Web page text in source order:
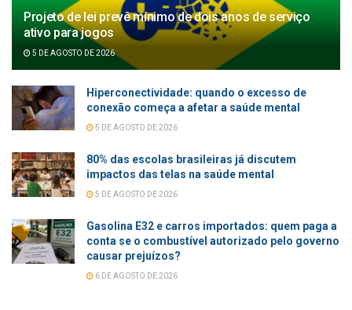
Projeto de lei prevê mínimo de dois anos de serviço
ativo para jogos
5 DE AGOSTO DE 2026
Hiperconectividade: quando o excesso de
conexão começa a afetar a saúde mental
5 DE AGOSTO DE 2026
80% das escolas brasileiras já discutem
impactos das telas na saúde mental
5 DE AGOSTO DE 2026
Gasolina E32 e carros importados: quem paga a
conta se o combustível autorizado pelo governo
causar prejuízos?
6 DE AGOSTO DE 2026